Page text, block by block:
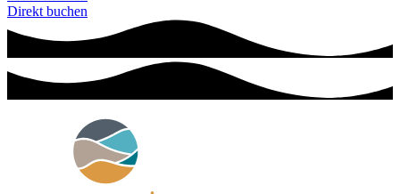
Direkt buchen